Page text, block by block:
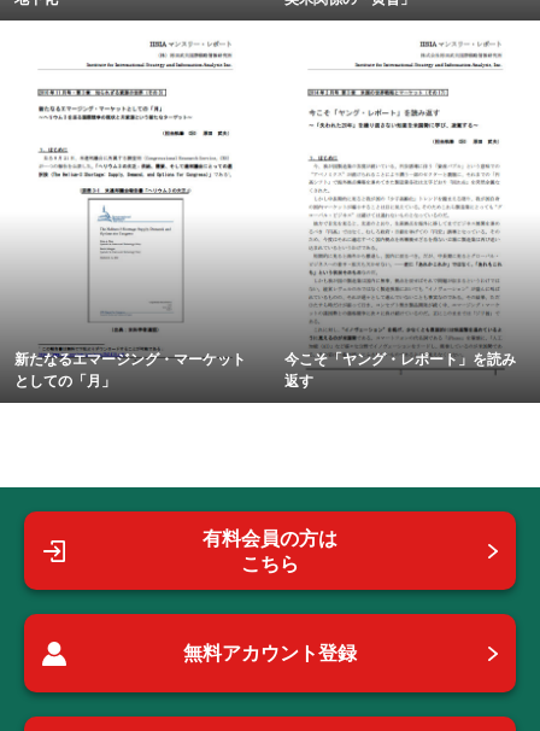
新たなるエマージング・マーケット
としての「月」
今こそ「ヤング・レポート」を読み
返す
有料会員の方は
こちら
無料アカウント登録